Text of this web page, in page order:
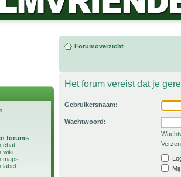
forums
chat
wiki
maps
label
Forumoverzicht
Het forum vereist dat je
Gebruikersnaam:
Wachtwoord: